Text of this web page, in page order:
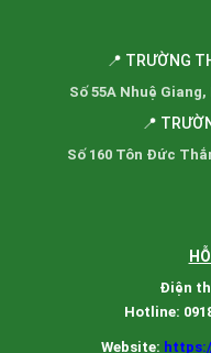
📍 TRƯỜNG
Số 55A Nhuệ
📍
Số 160 Tôn Đức
Điện
Hotline:
Website: